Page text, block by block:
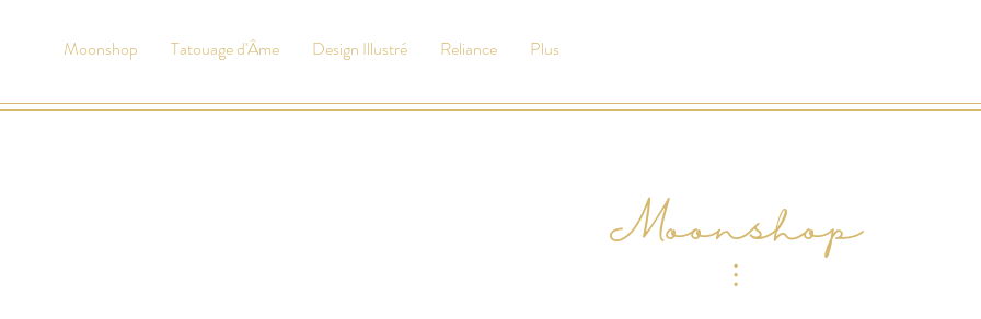
Moonshop Tatouage d'Âme Design Illustré Reliance Plus
Moonshop
⫶